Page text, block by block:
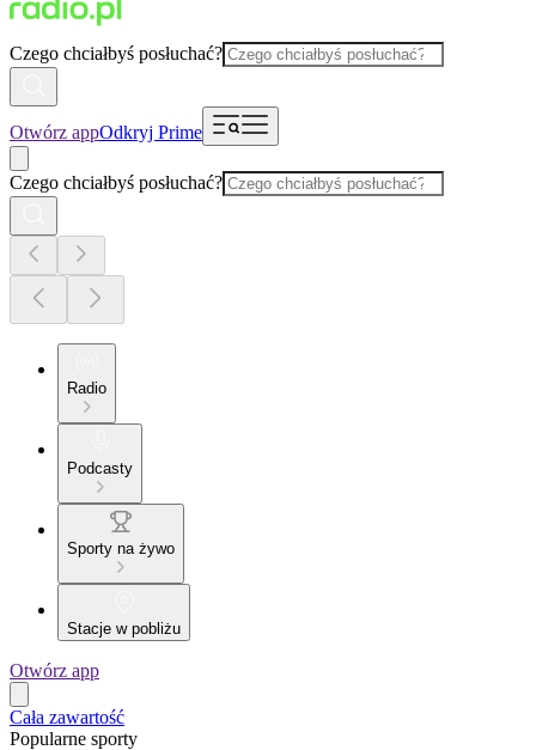
Czego chciałbyś posłuchać?
Otwórz appOdkryj Prime
Czego chciałbyś posłuchać?
Radio
Podcasty
Sporty na żywo
Stacje w pobliżu
Otwórz app
Cała zawartość
Popularne sporty